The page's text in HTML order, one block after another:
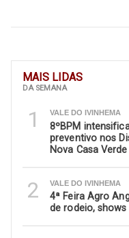
MAIS LIDAS
DA SEMANA
1 VALE DO IVINHEMA
8ºBPM
preventivo nos
Nova Casa Verde
2 VALE DO IVINHEMA
4ª Feira Agro
de rodeio,